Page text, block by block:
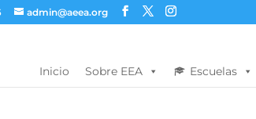
admin@aeea.org
Inicio Sobre EEA Escuelas